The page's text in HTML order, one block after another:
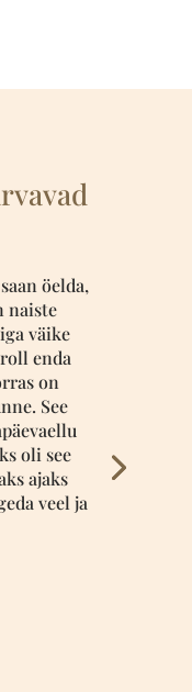
öelda,
naiste
väike
enda
on
See
oli see
ajaks
veel ja